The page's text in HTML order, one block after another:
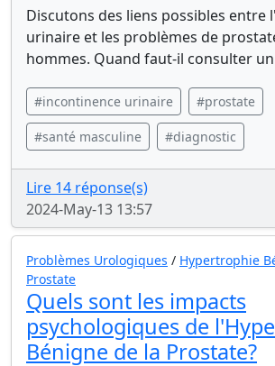
Discutons des liens possibles entre
urinaire et les problèmes de
hommes. Quand faut-il consulter
#incontinence urinaire #prostate
#santé masculine #diagnostic
Lire 14 réponse(s)
2024-May-13 13:57
Problèmes Urologiques / Hypertrophie
Prostate
Quels sont les impacts
psychologiques de
Bénigne de la Prostate?